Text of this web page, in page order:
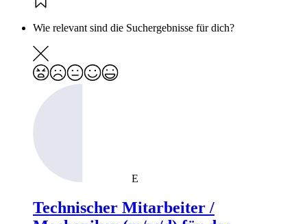
Wie relevant sind die Suchergebnisse für dich?
E
Technischer Mitarbeiter /